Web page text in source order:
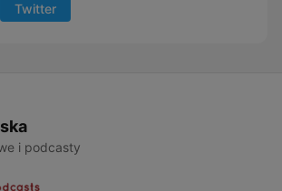
Twitter
i podcasty